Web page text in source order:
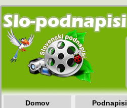
Domov Podnapisi